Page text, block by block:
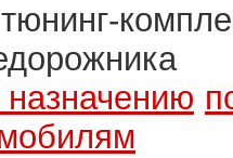
назначению